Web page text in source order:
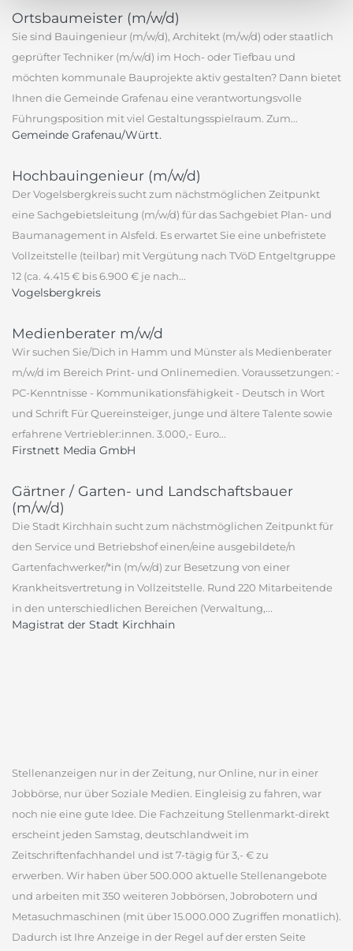
Ortsbaumeister (m/w/d)
Sie sind Bauingenieur (m/w/d), Architekt (m/w/d) oder staatlich
geprüfter Techniker (m/w/d) im Hoch- oder Tiefbau und
möchten kommunale Bauprojekte aktiv gestalten? Dann bietet
Ihnen die Gemeinde Grafenau eine verantwortungsvolle
Führungsposition mit viel Gestaltungsspielraum. Zum...
Gemeinde Grafenau/Württ.
Hochbauingenieur (m/w/d)
Der Vogelsbergkreis sucht zum nächstmöglichen Zeitpunkt
eine Sachgebietsleitung (m/w/d) für das Sachgebiet Plan- und
Baumanagement in Alsfeld. Es erwartet Sie eine unbefristete
Vollzeitstelle (teilbar) mit Vergütung nach TVöD Entgeltgruppe
12 (ca. 4.415 € bis 6.900 € je nach...
Vogelsbergkreis
Medienberater m/w/d
Wir suchen Sie/Dich in Hamm und Münster als Medienberater
m/w/d im Bereich Print- und Onlinemedien. Voraussetzungen: -
PC-Kenntnisse - Kommunikationsfähigkeit - Deutsch in Wort
und Schrift Für Quereinsteiger, junge und ältere Talente sowie
erfahrene Vertriebler:innen. 3.000,- Euro...
Firstnett Media GmbH
Gärtner / Garten- und Landschaftsbauer
(m/w/d)
Die Stadt Kirchhain sucht zum nächstmöglichen Zeitpunkt für
den Service und Betriebshof einen/eine ausgebildete/n
Gartenfachwerker/*in (m/w/d) zur Besetzung von einer
Krankheitsvertretung in Vollzeitstelle. Rund 220 Mitarbeitende
in den unterschiedlichen Bereichen (Verwaltung,...
Magistrat der Stadt Kirchhain
Stellenanzeigen nur in der Zeitung, nur Online, nur in einer
Jobbörse, nur über Soziale Medien. Eingleisig zu fahren, war
noch nie eine gute Idee. Die Fachzeitung Stellenmarkt-direkt
erscheint jeden Samstag, deutschlandweit im
Zeitschriftenfachhandel und ist 7-tägig für 3,- € zu
erwerben. Wir haben über 500.000 aktuelle Stellenangebote
und arbeiten mit 350 weiteren Jobbörsen, Jobrobotern und
Metasuchmaschinen (mit über 15.000.000 Zugriffen monatlich).
Dadurch ist Ihre Anzeige in der Regel auf der ersten Seite